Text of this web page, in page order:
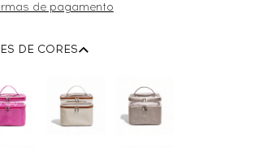
de pagamento
DE CORES